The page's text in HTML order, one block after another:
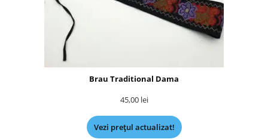
Brau Traditional Dama
45,00 lei
Vezi prețul actualizat!